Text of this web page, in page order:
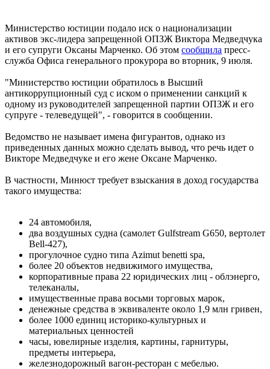
Министерство юстиции подало иск о национализации
активов экс-лидера запрещенной ОПЗЖ Виктора Медведчука
и его супруги Оксаны Марченко. Об этом сообщила пресс-
служба Офиса генерального прокурора во вторник, 9 июля.
"Министерство юстиции обратилось в Высший
антикоррупционный суд с иском о применении санкций к
одному из руководителей запрещенной партии ОПЗЖ и его
супруге - телеведущей", - говорится в сообщении.
Ведомство не называет имена фигурантов, однако из
приведенных данных можно сделать вывод, что речь идет о
Викторе Медведчуке и его жене Оксане Марченко.
В частности, Минюст требует взыскания в доход государства
такого имущества:
24 автомобиля,
два воздушных судна (самолет Gulfstream G650, вертолет
Bell-427),
прогулочное судно типа Azimut benetti spa,
более 20 объектов недвижимого имущества,
корпоративные права 22 юридических лиц - облэнерго,
телеканалы,
имущественные права восьми торговых марок,
денежные средства в эквиваленте около 1,9 млн гривен,
более 1000 единиц историко-культурных и
материальных ценностей
часы, ювелирные изделия, картины, гарнитуры,
предметы интерьера,
железнодорожный вагон-ресторан с мебелью.